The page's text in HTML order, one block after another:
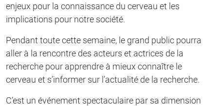
enjeux pour la connaissance du cerveau et les
implications pour notre société.
Pendant toute cette semaine, le grand public pourra
aller à la rencontre des acteurs et actrices de la
recherche pour apprendre à mieux connaître le
cerveau et s’informer sur l’actualité de la recherche.
C’est un événement spectaculaire par sa dimension